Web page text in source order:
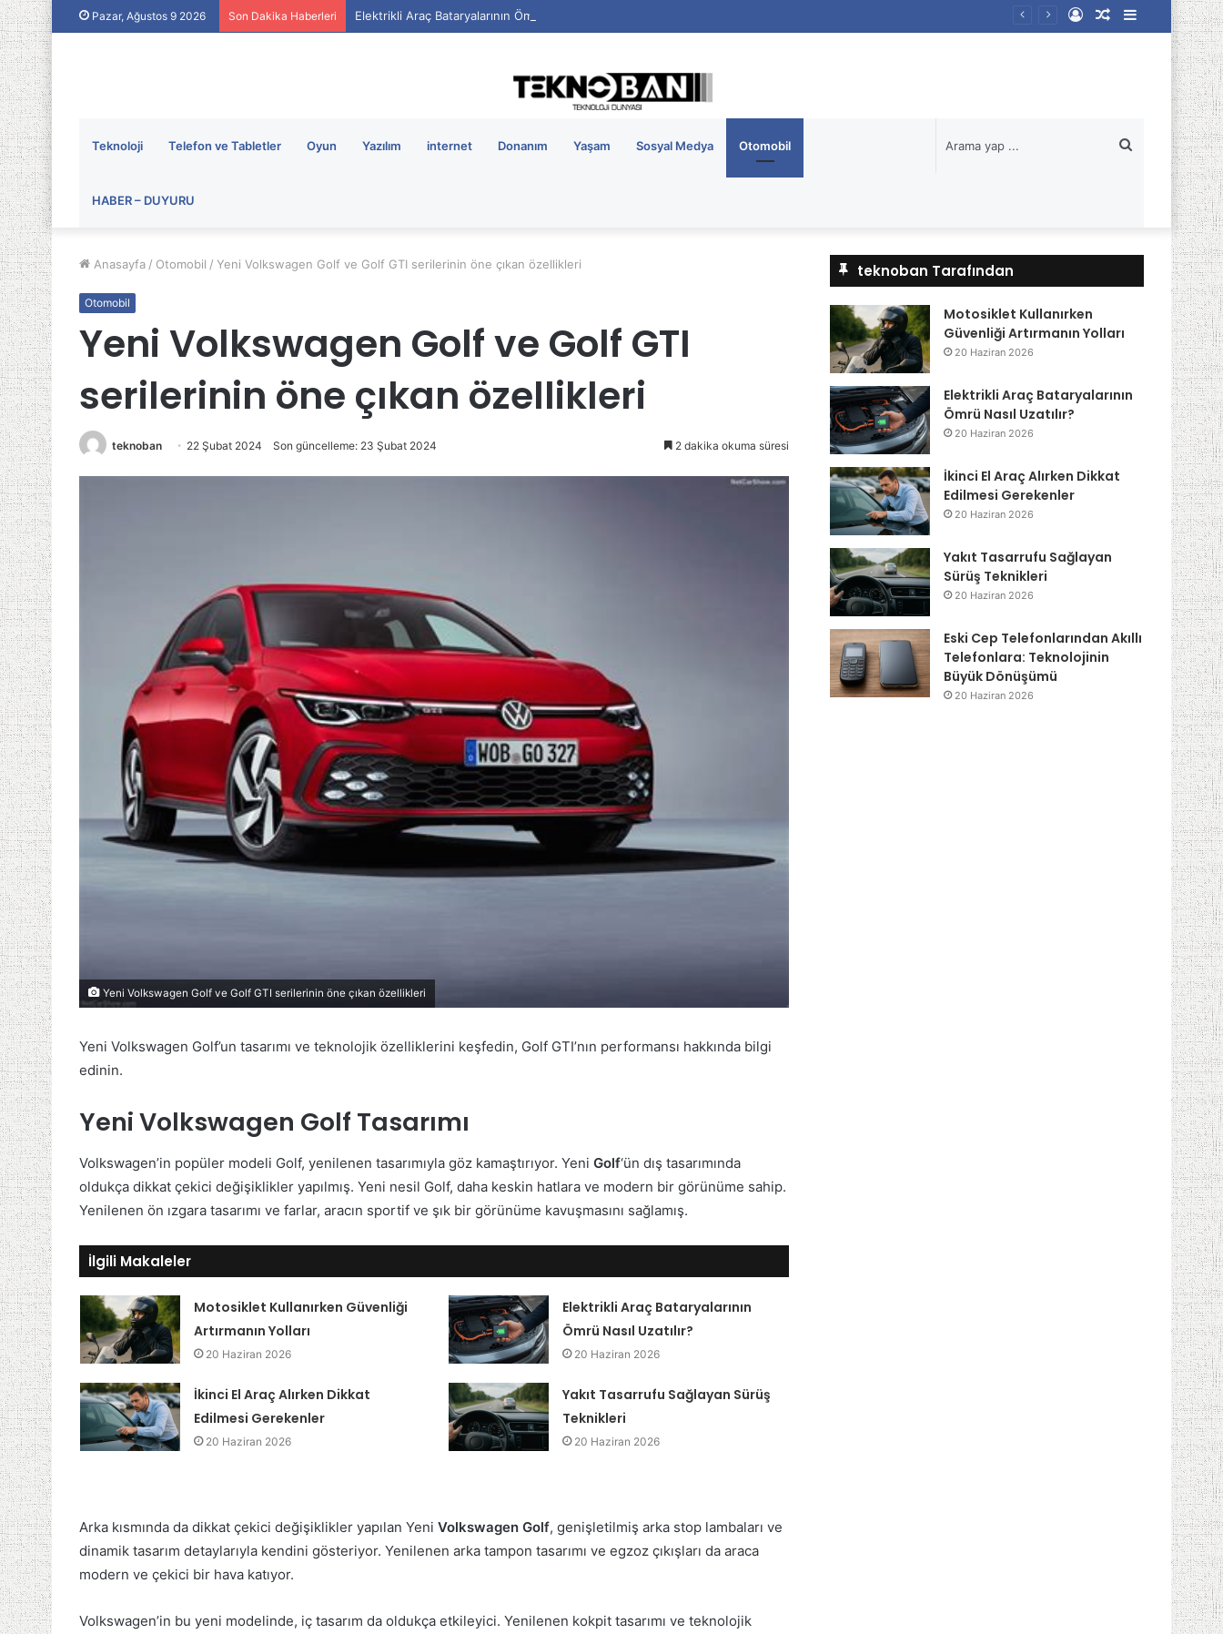
Pazar, Ağustos 9 2026 Son Dakika Haberleri Elektrikli Araç Bataryalarının Ömrü Nasıl Uzatılır?
Kenar
Bölmesi
Rastgele
Kayıt
Teknoloji Telefon ve Tabletler Oyun Yazılım internet Donanım Yaşam Sosyal Medya Otomobil
HABER – DUYURU
...
Anasayfa / Otomobil / Yeni Volkswagen Golf ve Golf GTI serilerinin öne çıkan özellikleri
Otomobil
Yeni Volkswagen Golf ve Golf GTI
serilerinin öne çıkan özellikleri
teknoban 22 Şubat 2024 Son güncelleme: 23 Şubat 2024 2 dakika okuma süresi
Yeni Volkswagen Golf ve Golf GTI serilerinin öne çıkan özellikleri
Yeni Volkswagen Golf’un tasarımı ve teknolojik özelliklerini keşfedin, Golf GTI’nın performansı hakkında bilgi
edinin.
Yeni Volkswagen Golf Tasarımı
Volkswagen’in popüler modeli Golf, yenilenen tasarımıyla göz kamaştırıyor. Yeni Golf‘ün dış tasarımında
oldukça dikkat çekici değişiklikler yapılmış. Yeni nesil Golf, daha keskin hatlara ve modern bir görünüme sahip.
Yenilenen ön ızgara tasarımı ve farlar, aracın sportif ve şık bir görünüme kavuşmasını sağlamış.
İlgili Makaleler
Motosiklet Kullanırken Güvenliği
Artırmanın Yolları
20 Haziran 2026
Elektrikli Araç Bataryalarının
Ömrü Nasıl Uzatılır?
20 Haziran 2026
İkinci El Araç Alırken Dikkat
Edilmesi Gerekenler
20 Haziran 2026
Yakıt Tasarrufu Sağlayan Sürüş
Teknikleri
20 Haziran 2026
Arka kısmında da dikkat çekici değişiklikler yapılan Yeni Volkswagen Golf, genişletilmiş arka stop lambaları ve
dinamik tasarım detaylarıyla kendini gösteriyor. Yenilenen arka tampon tasarımı ve egzoz çıkışları da araca
modern ve çekici bir hava katıyor.
Volkswagen’in bu yeni modelinde, iç tasarım da oldukça etkileyici. Yenilenen kokpit tasarımı ve teknolojik
teknoban Tarafından
Motosiklet Kullanırken
Güvenliği Artırmanın Yolları
20 Haziran 2026
Elektrikli Araç Bataryalarının
Ömrü Nasıl Uzatılır?
20 Haziran 2026
İkinci El Araç Alırken Dikkat
Edilmesi Gerekenler
20 Haziran 2026
Yakıt Tasarrufu Sağlayan
Sürüş Teknikleri
20 Haziran 2026
Eski Cep Telefonlarından Akıllı
Telefonlara: Teknolojinin
Büyük Dönüşümü
20 Haziran 2026